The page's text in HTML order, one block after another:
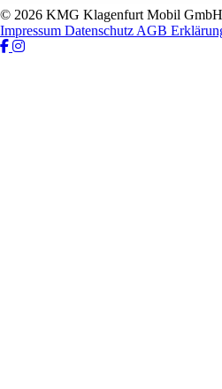
© 2026 KMG Klagenfurt Mobil GmbH
Impressum Datenschutz AGB